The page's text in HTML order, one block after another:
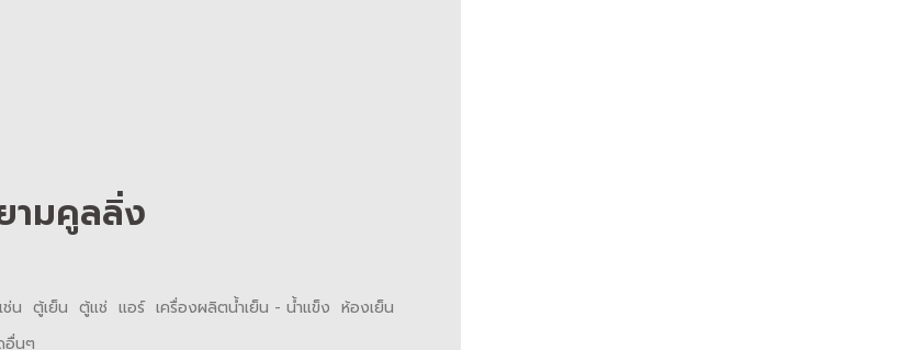
ามคูลลิ่ง
น ตู้เย็น ตู้แช่ แอร์ เครื่องผลิตน้ำเย็น - น้ำแข็ง ห้องเย็น
อื่นๆ